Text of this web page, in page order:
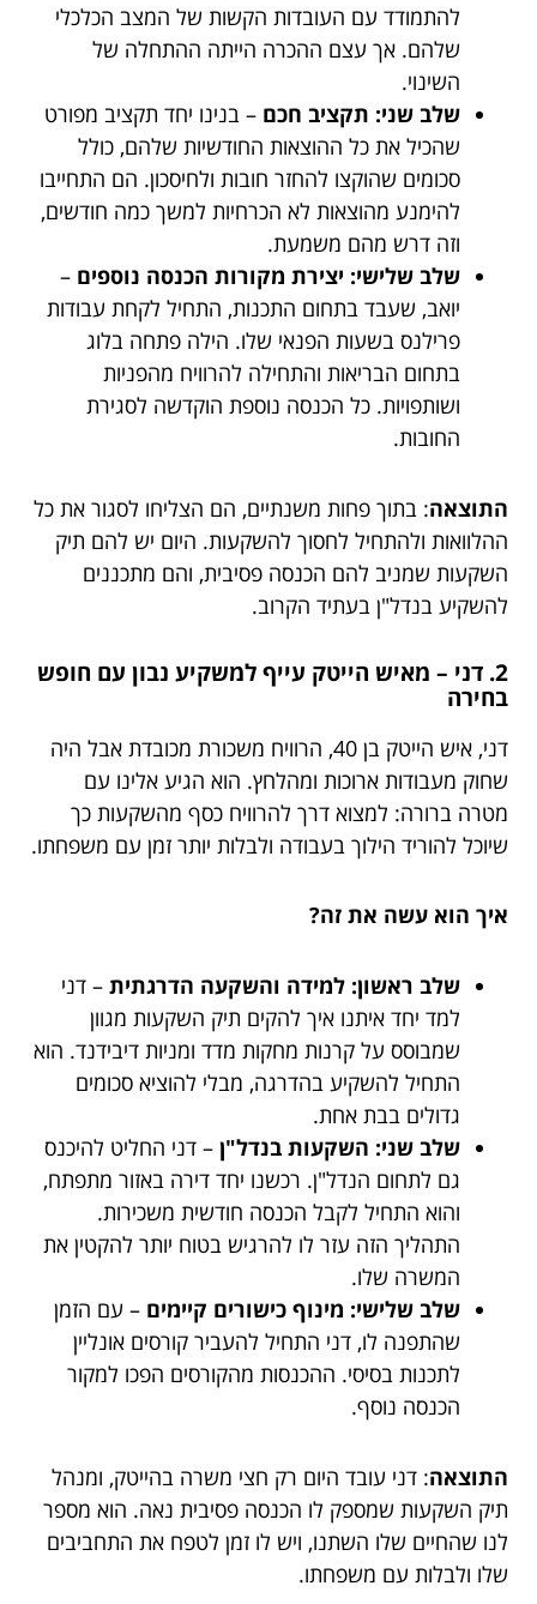
להתמודד עם העובדות הקשות של המצב הכלכלי
שלהם. אך עצם ההכרה הייתה ההתחלה של
השינוי.
שלב שני: תקציב חכם – בנינו יחד תקציב מפורט
שהכיל את כל ההוצאות החודשיות שלהם, כולל
סכומים שהוקצו להחזר חובות ולחיסכון. הם התחייבו
להימנע מהוצאות לא הכרחיות למשך כמה חודשים,
וזה דרש מהם משמעת.
שלב שלישי: יצירת מקורות הכנסה נוספים –
יואב, שעבד בתחום התכנות, התחיל לקחת עבודות
פרילנס בשעות הפנאי שלו. הילה פתחה בלוג
בתחום הבריאות והתחילה להרוויח מהפניות
ושותפויות. כל הכנסה נוספת הוקדשה לסגירת
החובות.
התוצאה: בתוך פחות משנתיים, הם הצליחו לסגור את כל
ההלוואות ולהתחיל לחסוך להשקעות. היום יש להם תיק
השקעות שמניב להם הכנסה פסיבית, והם מתכננים
להשקיע בנדל"ן בעתיד הקרוב.
2. דני – מאיש הייטק עייף למשקיע נבון עם חופש
בחירה
דני, איש הייטק בן 40, הרוויח משכורת מכובדת אבל היה
שחוק מעבודות ארוכות ומהלחץ. הוא הגיע אלינו עם
מטרה ברורה: למצוא דרך להרוויח כסף מהשקעות כך
שיוכל להוריד הילוך בעבודה ולבלות יותר זמן עם משפחתו.
איך הוא עשה את זה?
שלב ראשון: למידה והשקעה הדרגתית – דני
למד יחד איתנו איך להקים תיק השקעות מגוון
שמבוסס על קרנות מחקות מדד ומניות דיבידנד. הוא
התחיל להשקיע בהדרגה, מבלי להוציא סכומים
גדולים בבת אחת.
שלב שני: השקעות בנדל"ן – דני החליט להיכנס
גם לתחום הנדל"ן. רכשנו יחד דירה באזור מתפתח,
והוא התחיל לקבל הכנסה חודשית משכירות.
התהליך הזה עזר לו להרגיש בטוח יותר להקטין את
המשרה שלו.
שלב שלישי: מינוף כישורים קיימים – עם הזמן
שהתפנה לו, דני התחיל להעביר קורסים אונליין
לתכנות בסיסי. ההכנסות מהקורסים הפכו למקור
הכנסה נוסף.
התוצאה: דני עובד היום רק חצי משרה בהייטק, ומנהל
תיק השקעות שמספק לו הכנסה פסיבית נאה. הוא מספר
לנו שהחיים שלו השתנו, ויש לו זמן לטפח את התחביבים
שלו ולבלות עם משפחתו.